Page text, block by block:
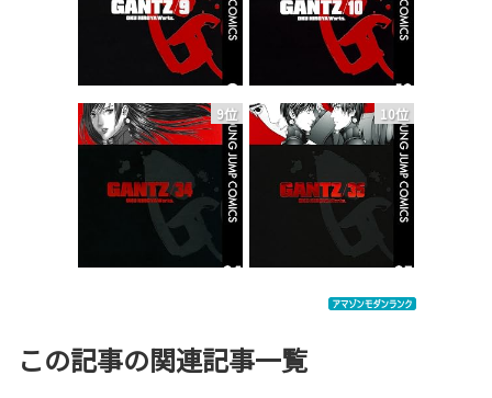
9位 10位
この記事の関連記事一覧